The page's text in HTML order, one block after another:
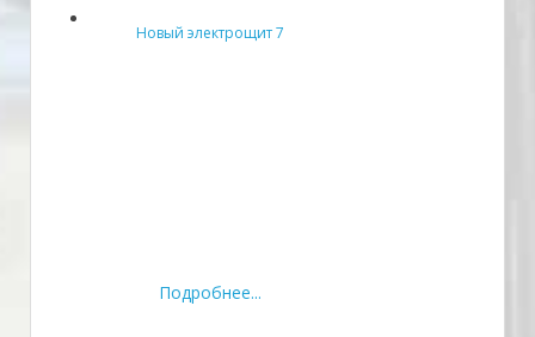
Новый электрощит 7
Подробнее...